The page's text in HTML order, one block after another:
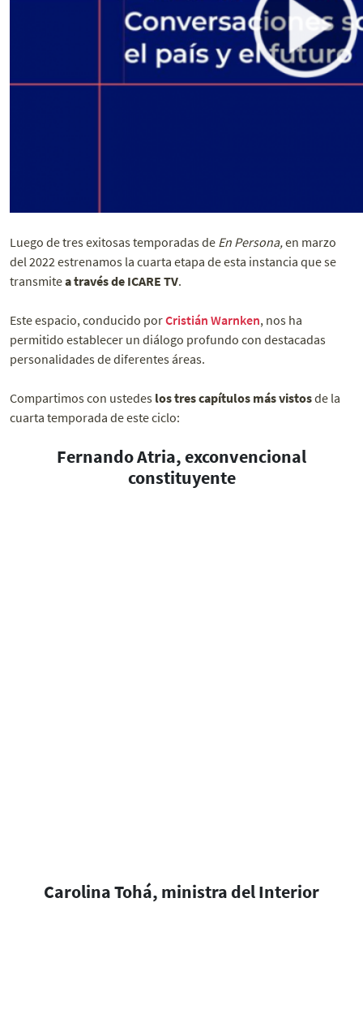
Luego de tres exitosas temporadas de En Persona,en marzo
del 2022 estrenamos la cuarta etapa de esta instancia que se
transmitea través de ICARE TV.
Este espacio, conducido porCristián Warnken, nos ha
permitido establecer un diálogo profundo con destacadas
personalidades de diferentes áreas.
Compartimos con ustedes los tres capítulos más vistosde la
cuarta temporada de este ciclo:
Fernando Atria, exconvencional
constituyente
Carolina Tohá, ministra del Interior